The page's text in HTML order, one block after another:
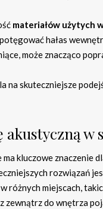
materiałów użytych
hałas
może znacząco
na skuteczniejsze
w
kluczowe
rozwiązań
różnych miejscach,
zewnątrz do wnętrza